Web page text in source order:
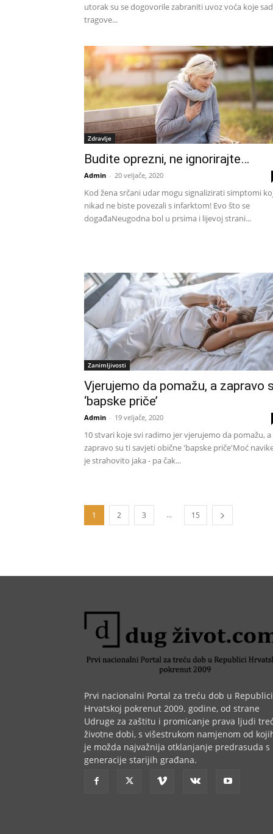
utorak su se dogovorile zabraniti uvoz voća koje
tragove...
Zdravlje
Budite oprezni, ne ignorirajte…
Admin - 20 veljače, 2020
Kod žena srčani udar mogu signalizirati simptomi
nikad ne biste povezali s infarktom! Evo što se
događaNeugodna bol u prsima i lijevoj strani...
Zanimljivosti
Vjerujemo da pomažu, a zapravo
‘bapske priče’
Admin - 19 veljače, 2020
10 stvari koje svi radimo jer vjerujemo da pomažu, a
zapravo su ti savjeti obične 'bapske priče'Moć
je strahovito jaka - pa čak...
1 2 3 ... 15
Prvi nacionalni Portal za treću dob u Republici
Hrvatskoj pokrenut 2009. godine, od strane
Udruge za zaštitu i promicanje prava ljudi
životne dobi, s višestrukom namjenom od
je možda najvažnija otklanjanje predrasuda s
generacije starijih građana.